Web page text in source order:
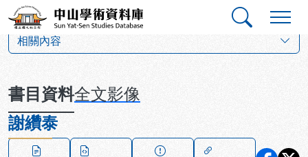
跳到主要內容
中山學術資料庫
相關內容
書目資料全文影像
謝纘泰